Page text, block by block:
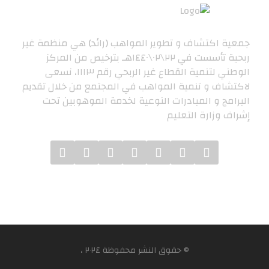
جمعية اكتشاف و تطوير المواهب (رائد) هي منظمة غير
ربحية تأسست في ٢٢\٠٢\١٤٤٠هـ بترخيص من المركز
الوطني لتنمية القطاع غير الربحي رقم ١١١٣، نسعى
لاكتشاف و تنمية المواهب في المجتمع من خلال تقديم
البرامج و المبادرات النوعية لخدمة الموهوبين تحت
إشراف وزارة التعليم
© حقوق النشر محفوظة ٢٠٢٤ ،